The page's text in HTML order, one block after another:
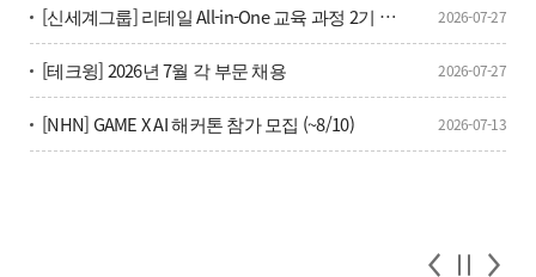
[신세계그룹] 리테일 All-in-One 교육 과정 2기 모집 2026-07-27
[테크윙] 2026년 7월 각 부문 채용 2026-07-27
[NHN] GAME X AI 해커톤 참가 모집 (~8/10) 2026-07-13